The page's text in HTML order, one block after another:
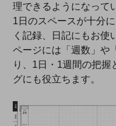
理できるようになって
1日のスペースが十分
く記録、日記にもお使
ページには「週数」や
り、1日・1週間の把握
グにも役立ちます。